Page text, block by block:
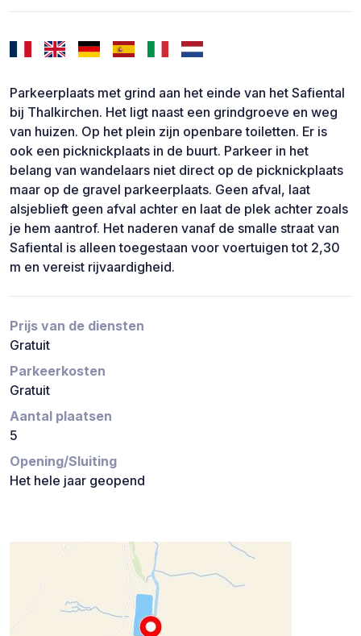
Parkeerplaats met grind aan het einde van het Safiental
bij Thalkirchen. Het ligt naast een grindgroeve en weg
van huizen. Op het plein zijn openbare toiletten. Er is
ook een picknickplaats in de buurt. Parkeer in het
belang van wandelaars niet direct op de picknickplaats
maar op de gravel parkeerplaats. Geen afval, laat
alsjeblieft geen afval achter en laat de plek achter zoals
je hem aantrof. Het naderen vanaf de smalle straat van
Safiental is alleen toegestaan voor voertuigen tot 2,30
m en vereist rijvaardigheid.
Prijs van de diensten
Gratuit
Parkeerkosten
Gratuit
Aantal plaatsen
5
Opening/Sluiting
Het hele jaar geopend